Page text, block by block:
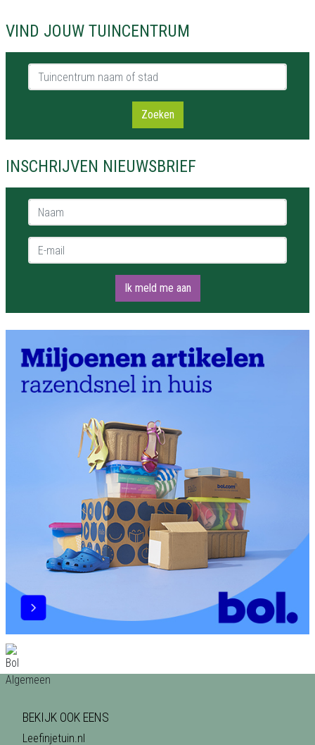
VIND JOUW TUINCENTRUM
Tuincentrum naam of stad
Zoeken
INSCHRIJVEN NIEUWSBRIEF
Naam *
E-mail *
Ik meld me aan
BEKIJK OOK EENS
Leefinjetuin.nl